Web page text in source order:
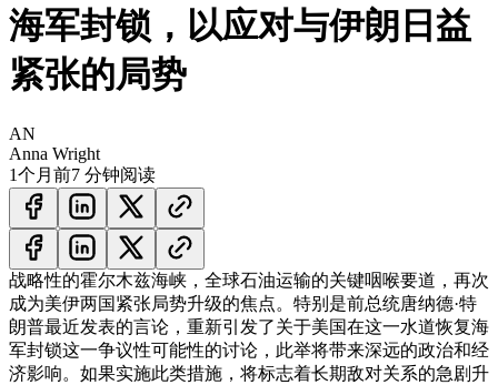
海军封锁，以应对与伊朗日益
紧张的局势
AN
Anna Wright
1个月前7 分钟阅读
战略性的霍尔木兹海峡，全球石油运输的关键咽喉要道，再次
成为美伊两国紧张局势升级的焦点。特别是前总统唐纳德·特
朗普最近发表的言论，重新引发了关于美国在这一水道恢复海
军封锁这一争议性可能性的讨论，此举将带来深远的政治和经
济影响。如果实施此类措施，将标志着长期敌对关系的急剧升